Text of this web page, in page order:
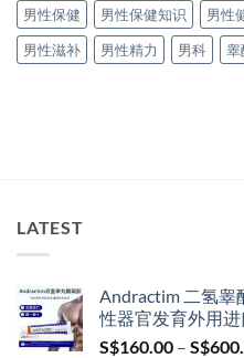
男性保健
男性保健知识 男性
男性滋补
男性精力 男科 睾
LATEST
Andractim 二氢睾
性器官发育外用
S$160.00 – S$